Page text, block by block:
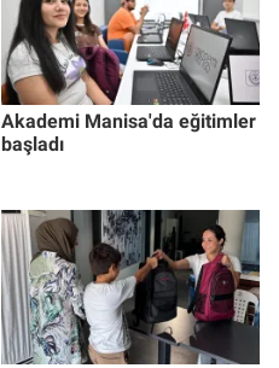
Akademi Manisa'da eğitimler
başladı